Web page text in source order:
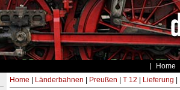
Home
Home Länderbahnen Preußen T 12 Lieferung